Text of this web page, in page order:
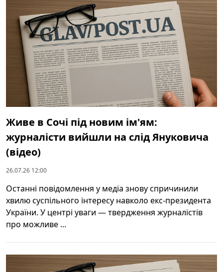
Живе в Сочі під новим ім'ям:
журналісти вийшли на слід Януковича
(відео)
26.07.26 12:00
Останні повідомлення у медіа знову спричинили
хвилю суспільного інтересу навколо екс-президента
України. У центрі уваги — твердження журналістів
про можливе ...